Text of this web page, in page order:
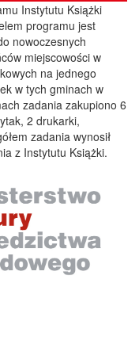
Instytutu Książki
programu jest
nowoczesnych
miejscowości w
na jednego
w tych gminach w
zadania zakupiono 6
2 drukarki,
zadania wynosił
z Instytutu Książki.